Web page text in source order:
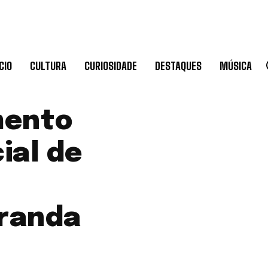
CULTURA CURIOSIDADE DESTAQUES MÚSICA
de